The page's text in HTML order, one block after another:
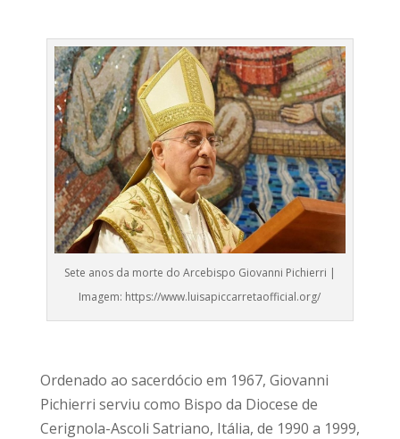
Sete anos da morte do Arcebispo Giovanni Pichierri |
Imagem: https://www.luisapiccarretaofficial.org/
Ordenado ao sacerdócio em 1967, Giovanni
Pichierri serviu como Bispo da Diocese de
Cerignola-Ascoli Satriano, Itália, de 1990 a 1999,